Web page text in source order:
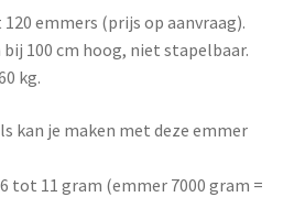
emmers (prijs op aanvraag).
100 cm hoog, niet stapelbaar.
kg.
kan je maken met deze emmer
tot 11 gram (emmer 7000 gram =